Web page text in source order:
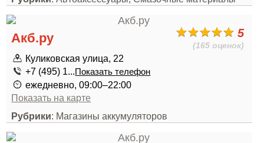
5
(165 оценок)
Акб.ру
Куликовская улица, 22
+7 (495) 1...Показать телефон
ежедневно, 09:00–22:00
Показать на карте
Рубрики: Магазины аккумуляторов